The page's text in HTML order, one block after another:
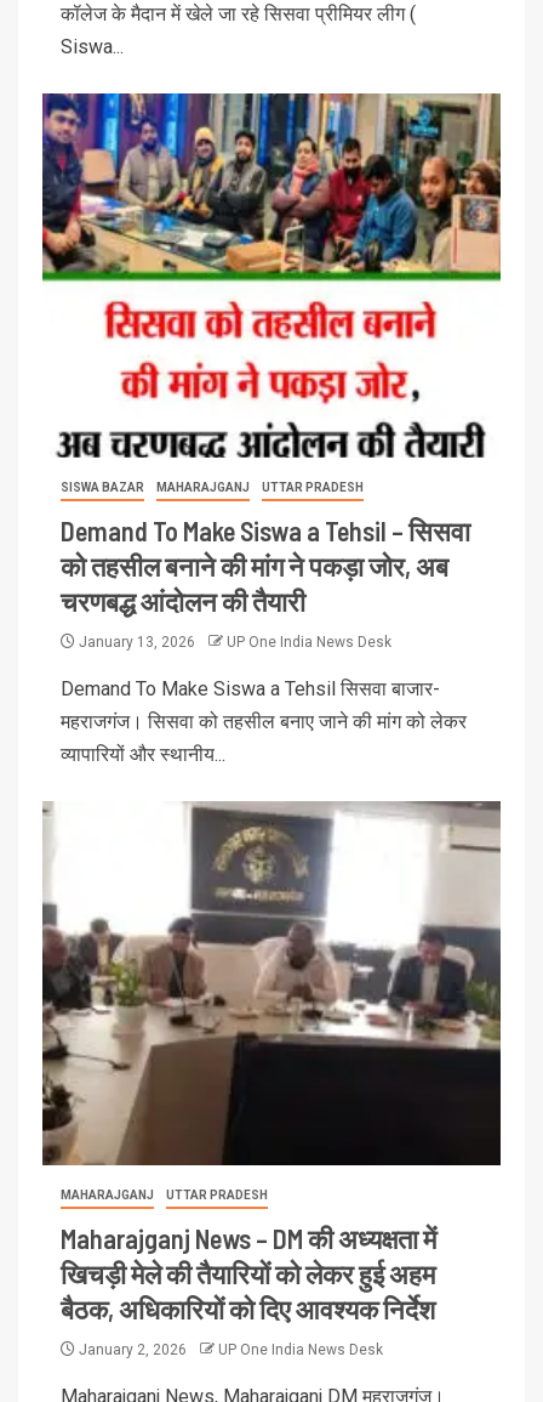
कॉलेज के मैदान में खेले जा रहे सिसवा प्रीमियर लीग (
Siswa...
SISWA BAZAR MAHARAJGANJ UTTAR PRADESH
Demand To Make Siswa a Tehsil – सिसवा
को तहसील बनाने की मांग ने पकड़ा जोर, अब
चरणबद्ध आंदोलन की तैयारी
January 13, 2026 UP One India News Desk
Demand To Make Siswa a Tehsil सिसवा बाजार-
महराजगंज। सिसवा को तहसील बनाए जाने की मांग को लेकर
व्यापारियों और स्थानीय...
MAHARAJGANJ UTTAR PRADESH
Maharajganj News – DM की अध्यक्षता में
खिचड़ी मेले की तैयारियों को लेकर हुई अहम
बैठक, अधिकारियों को दिए आवश्यक निर्देश
January 2, 2026 UP One India News Desk
Maharajganj News, Maharajganj DM महराजगंज।